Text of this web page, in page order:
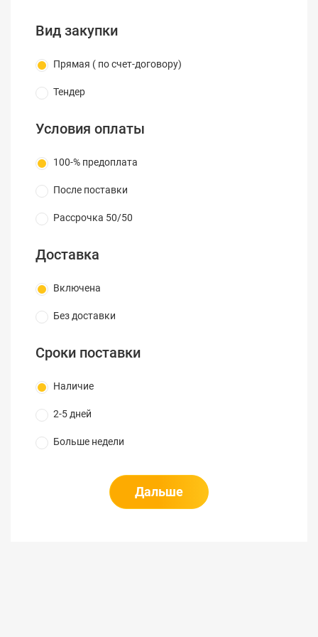
Вид закупки
Прямая ( по счет-договору)
Тендер
Условия оплаты
100-% предоплата
После поставки
Рассрочка 50/50
Доставка
Включена
Без доставки
Сроки поставки
Наличие
2-5 дней
Больше недели
Дальше